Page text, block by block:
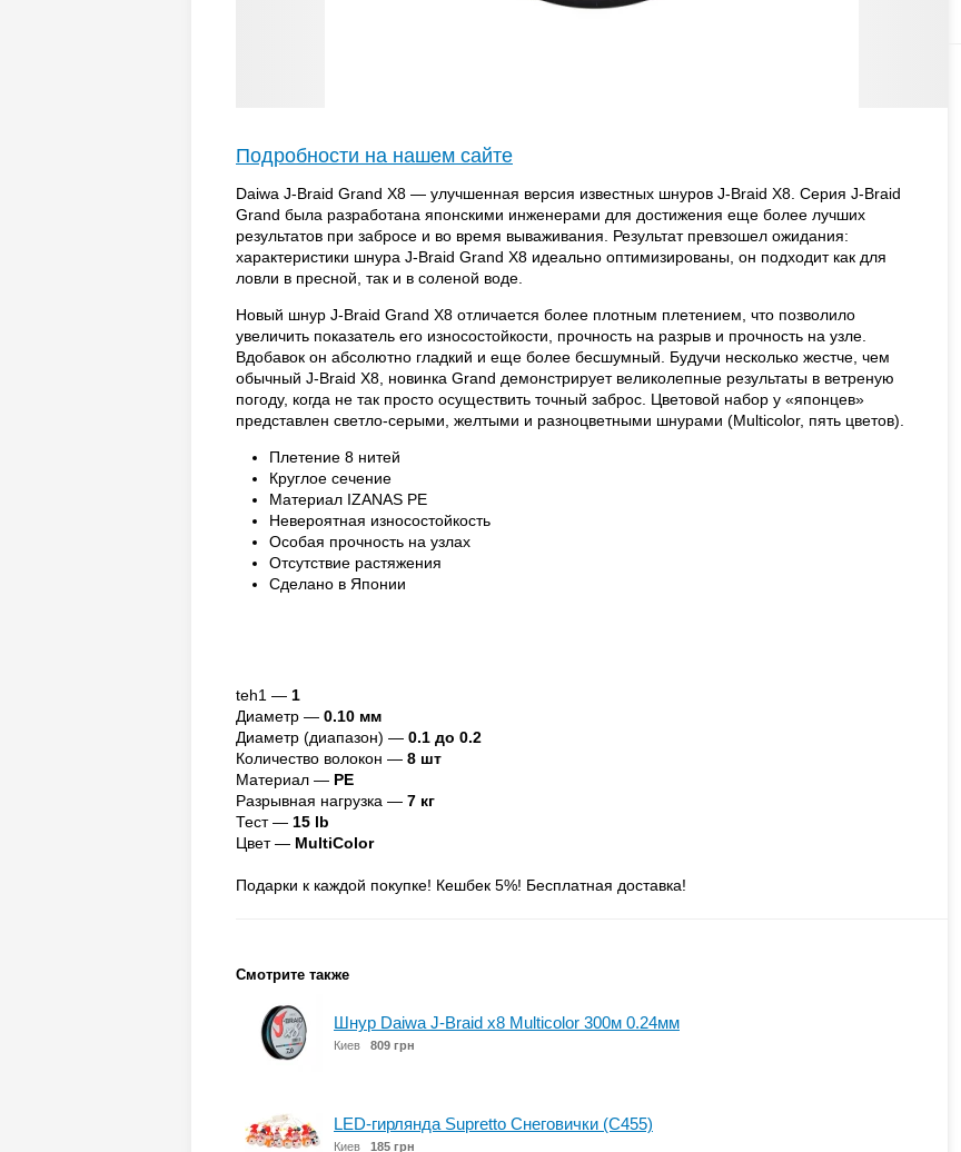
Подробности на нашем сайте
Daiwa J-Braid Grand Х8 — улучшенная версия известных шнуров J-Braid Х8. Серия J-Braid
Grand была разработана японскими инженерами для достижения еще более лучших
результатов при забросе и во время вываживания. Результат превзошел ожидания:
характеристики шнура J-Braid Grand Х8 идеально оптимизированы, он подходит как для
ловли в пресной, так и в соленой воде.
Новый шнур J-Braid Grand Х8 отличается более плотным плетением, что позволило
увеличить показатель его износостойкости, прочность на разрыв и прочность на узле.
Вдобавок он абсолютно гладкий и еще более бесшумный. Будучи несколько жестче, чем
обычный J-Braid Х8, новинка Grand демонстрирует великолепные результаты в ветреную
погоду, когда не так просто осуществить точный заброс. Цветовой набор у «японцев»
представлен светло-серыми, желтыми и разноцветными шнурами (Multicolor, пять цветов).
Плетение 8 нитей
Круглое сечение
Материал IZANAS РЕ
Невероятная износостойкость
Особая прочность на узлах
Отсутствие растяжения
Сделано в Японии
teh1 — 1
Диаметр — 0.10 мм
Диаметр (диапазон) — 0.1 до 0.2
Количество волокон — 8 шт
Материал — PE
Разрывная нагрузка — 7 кг
Тест — 15 lb
Цвет — MultiColor
Подарки к каждой покупке! Кешбек 5%! Бесплатная доставка!
Смотрите также
Шнур Daiwa J-Braid x8 Multicolor 300м 0.24мм
Киев 809 грн
LED-гирлянда Supretto Снеговички (C455)
Киев 185 грн